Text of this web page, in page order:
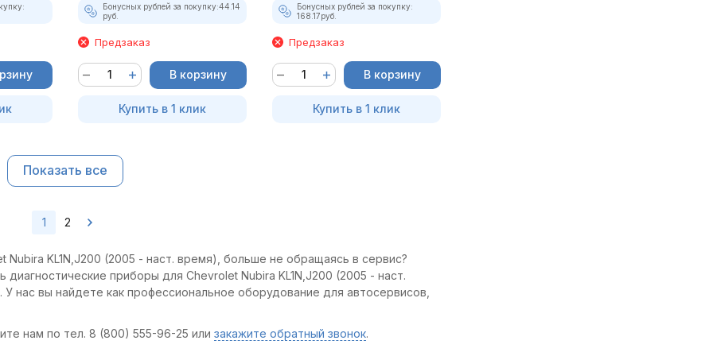
Бонусных рублей за покупку:44.14
руб.
Предзаказ
В корзину
Купить в 1 клик
Бонусных рублей за покупку:
168.17руб.
Предзаказ
В корзину
Купить в 1 клик
Показать все
1 2
KL1N,J200 (2005 - наст. время), больше не обращаясь в сервис?
диагностические приборы для Chevrolet Nubira KL1N,J200 (2005 - наст.
нас вы найдете как профессиональное оборудование для автосервисов,
нам по тел. 8 (800) 555-96-25 или закажите обратный звонок.